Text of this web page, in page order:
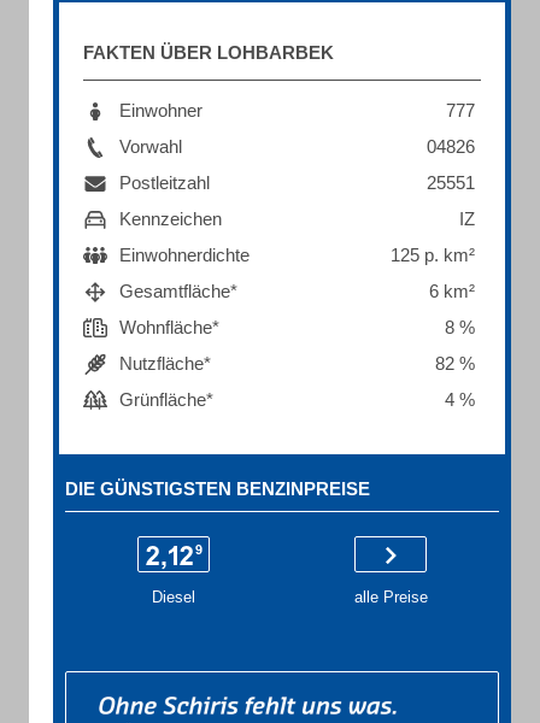
FAKTEN ÜBER LOHBARBEK
Einwohner
777
Vorwahl
04826
Postleitzahl
25551
Kennzeichen
IZ
Einwohnerdichte
125 p. km²
Gesamtfläche*
6 km²
Wohnfläche*
8 %
Nutzfläche*
82 %
Grünfläche*
4 %
DIE GÜNSTIGSTEN BENZINPREISE
Diesel alle Preise